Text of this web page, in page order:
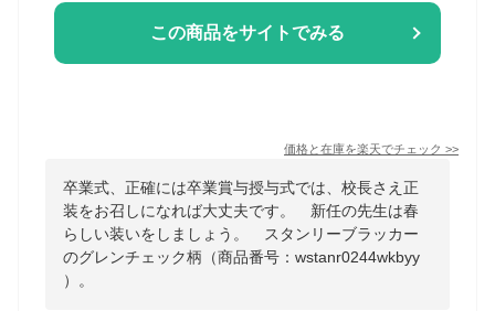
この商品をサイトでみる
価格と在庫を楽天でチェック >>
卒業式、正確には卒業賞与授与式では、校長さえ正
装をお召しになれば大丈夫です。 新任の先生は春
らしい装いをしましょう。 スタンリーブラッカー
のグレンチェック柄（商品番号：wstanr0244wkbyy
）。